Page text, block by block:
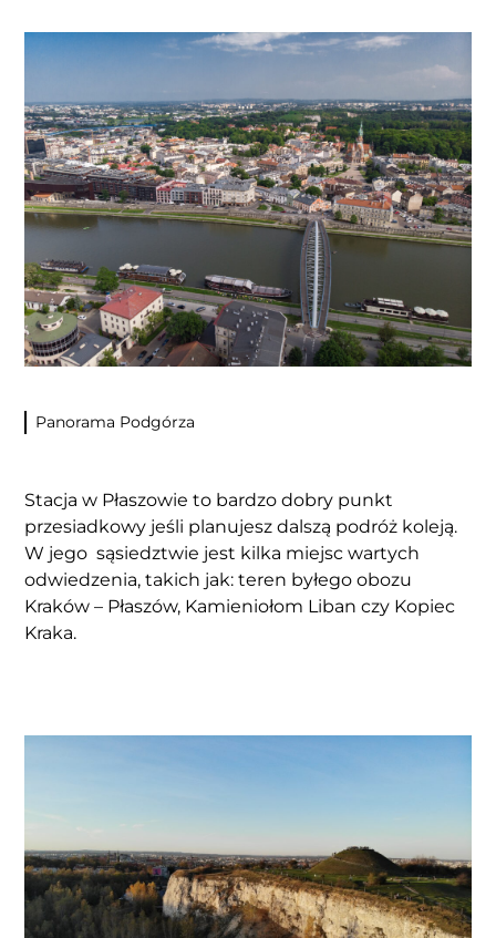
Panorama Podgórza
Stacja w Płaszowie to bardzo dobry punkt
przesiadkowy jeśli planujesz dalszą podróż koleją.
W jego sąsiedztwie jest kilka miejsc wartych
odwiedzenia, takich jak: teren byłego obozu
Kraków – Płaszów, Kamieniołom Liban czy Kopiec
Kraka.